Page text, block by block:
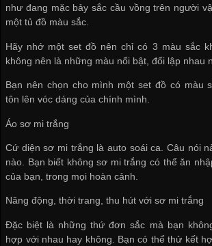
như đang mặc bảy sắc cầu vồng trên người
một tủ đồ màu sắc.
Hãy nhớ một set đồ nên chỉ có 3 màu sắc
không nên là những màu nổi bật, đối lập nhau
Bạn nên chọn cho mình một set đồ có màu
tôn lên vóc dáng của chính mình.
Áo sơ mi trắng
Cứ diện sơ mi trắng là auto soái ca. Câu nói
nào. Bạn biết không sơ mi trắng có thể ăn
của bạn, trong mọi hoàn cảnh.
Năng động, thời trang, thu hút với sơ mi trắng
Đặc biệt là những thứ đơn sắc mà bạn
hợp với nhau hay không. Bạn có thể thử kết